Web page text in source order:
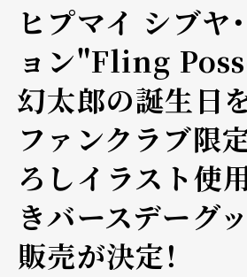
ヒプマイ シブヤ
ョン"Fling
幻太郎の誕生日
ファンクラブ限
ろしイラスト使
きバースデーグ
販売が決定！